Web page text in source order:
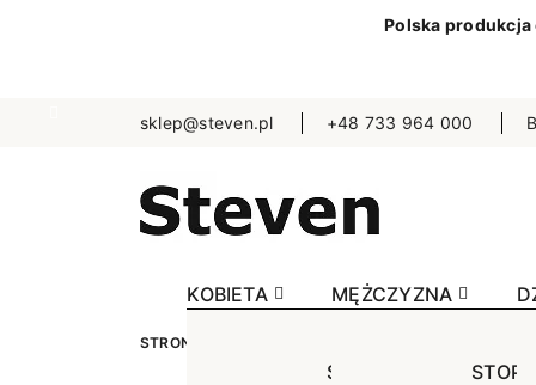
Polska produkcja
sklep@steven.pl +48 733 964 000
KOBIETA
STOPKI
MĘŻCZYZNA
STOPKI
STRONA GŁÓWNA